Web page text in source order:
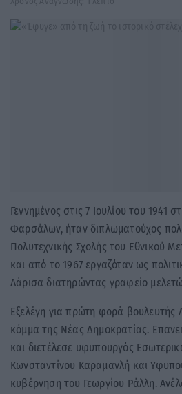
Γεννημένος στις 7 Ιουλίου του 1941
Φαρσάλων, ήταν διπλωματούχος
Πολυτεχνικής Σχολής του Εθνικού
και από το 1967 εργαζόταν ως
Λάρισα διατηρώντας γραφείο
Εξελέγη για πρώτη φορά βουλευτής
κόμμα της Νέας Δημοκρατίας.
και διετέλεσε υφυπουργός
Κωνσταντίνου Καραμανλή και
κυβέρνηση του Γεωργίου Ράλλη.